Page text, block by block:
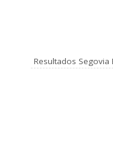
Resultados Segovia